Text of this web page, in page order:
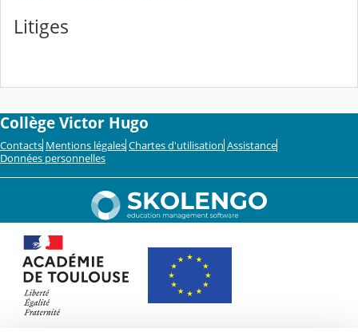
Litiges
Collège Victor Hugo
Contacts Mentions légales Chartes d'utilisation Assistance
Données personnelles